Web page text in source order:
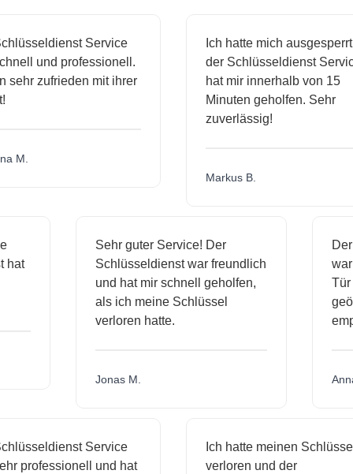
Service
und professionell.
sehr zufrieden mit ihrer
M.
Ich hatte mich ausgesperrt
der Schlüsseldienst
hat mir innerhalb von 15
Minuten geholfen. Sehr
zuverlässig!
Markus B.
hat
Sehr guter Service! Der
Schlüsseldienst war freundlich
und hat mir schnell geholfen,
als ich meine Schlüssel
verloren hatte.
Jonas M.
Service
professionell und hat
Ich hatte meinen Schlüssel
verloren und der